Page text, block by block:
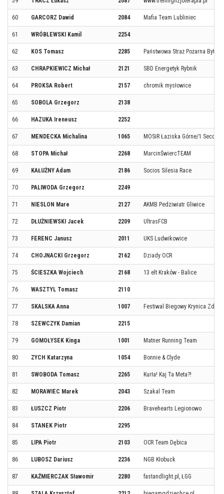
60 GARCORZ Dawid 2084 Mafia Team Lubliniec
61 WRÓBLEWSKI Kamil 2254
62 KOS Tomasz 2285 Państwowa Straż Pożarna Bytom
63 CHRAPKIEWICZ Michał 2121 SBD Energetyk Rybnik
64 PROKSA Robert 2157 chromik mysłowice
65 SOBOLA Grzegorz 2138
66 HAZUKA Ireneusz 2252
67 MENDECKA Michalina 1065 MOSiR Łaziska Górne/1 Second
68 STOPA Michał 2268 MarcinŚwiercTEAM
69 KAŁUŻNY Adam 2186 Socios Silesia Race
70 PALIWODA Grzegorz 2249
71 NIESLON Mare 2127 AKMB Pedziwiatr Gliwice
72 DŁUŻNIEWSKI Jacek 2209 UltrasFCB
73 FERENC Janusz 2011 UKS Ludwikowice
74 CHOJNACKI Grzegorz 2162 Dziady OCR
75 ŚCIESZKA Wojciech 2168 13 elt Kraków - Balice
76 WASZTYL Tomasz 2110
77 SKALSKA Anna 1007 Festiwal Biegowy Krynica Zdrój
78 SZEWCZYK Damian 2215
79 GOMOŁYSEK Kinga 1001 Matner Running Team
80 ZYCH Katarzyna 1054 Bonnie & Clyde
81 SWOBODA Tomasz 2265 Kurła! Kaj Ta Meta?!
82 MORAWIEC Marek 2043 Szakal Team
83 ŁUSZCZ Piotr 2206 Bravehearts Legionowo
84 STANEK Piotr 2295
85 LIPA Piotr 2103 OCR Team Dębica
86 LUBOSZ Dariusz 2236 NGB Kłobuck
87 KAŹMIERCZAK Sławomir 2280 fastandlight.pl, ŁGG